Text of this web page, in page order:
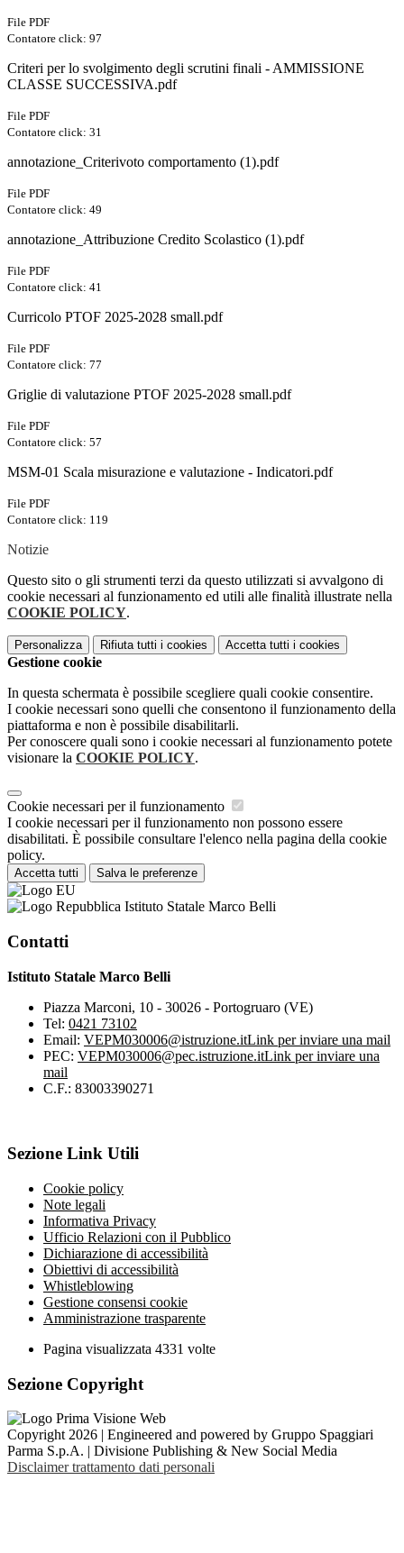
File PDF
Contatore click: 97
Criteri per lo svolgimento degli scrutini finali - AMMISSIONE
CLASSE SUCCESSIVA.pdf
File PDF
Contatore click: 31
annotazione_Criterivoto comportamento (1).pdf
File PDF
Contatore click: 49
annotazione_Attribuzione Credito Scolastico (1).pdf
File PDF
Contatore click: 41
Curricolo PTOF 2025-2028 small.pdf
File PDF
Contatore click: 77
Griglie di valutazione PTOF 2025-2028 small.pdf
File PDF
Contatore click: 57
MSM-01 Scala misurazione e valutazione - Indicatori.pdf
File PDF
Contatore click: 119
Notizie
Questo sito o gli strumenti terzi da questo utilizzati si avvalgono di
cookie necessari al funzionamento ed utili alle finalità illustrate nella
COOKIE POLICY.
Personalizza Rifiuta tutti i cookies Accetta tutti i cookies
Gestione cookie
In questa schermata è possibile scegliere quali cookie consentire.
I cookie necessari sono quelli che consentono il funzionamento della
piattaforma e non è possibile disabilitarli.
Per conoscere quali sono i cookie necessari al funzionamento potete
visionare la COOKIE POLICY.
Cookie necessari per il funzionamento
I cookie necessari per il funzionamento non possono essere
disabilitati. È possibile consultare l'elenco nella pagina della cookie
policy.
Accetta tutti Salva le preferenze
Istituto Statale Marco Belli
Contatti
Istituto Statale Marco Belli
Piazza Marconi, 10 - 30026 - Portogruaro (VE)
Tel: 0421 73102
Email: VEPM030006@istruzione.itLink per inviare una mail
PEC: VEPM030006@pec.istruzione.itLink per inviare una
mail
C.F.: 83003390271
Sezione Link Utili
Cookie policy
Note legali
Informativa Privacy
Ufficio Relazioni con il Pubblico
Dichiarazione di accessibilità
Obiettivi di accessibilità
Whistleblowing
Gestione consensi cookie
Amministrazione trasparente
Pagina visualizzata 4331 volte
Sezione Copyright
Copyright 2026 | Engineered and powered by Gruppo Spaggiari
Parma S.p.A. | Divisione Publishing & New Social Media
Disclaimer trattamento dati personali